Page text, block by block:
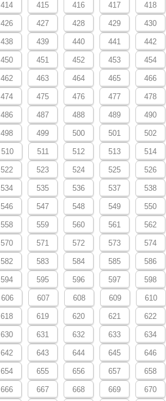
414 415 416 417 418
426 427 428 429 430
438 439 440 441 442
450 451 452 453 454
462 463 464 465 466
474 475 476 477 478
486 487 488 489 490
498 499 500 501 502
510 511 512 513 514
522 523 524 525 526
534 535 536 537 538
546 547 548 549 550
558 559 560 561 562
570 571 572 573 574
582 583 584 585 586
594 595 596 597 598
606 607 608 609 610
618 619 620 621 622
630 631 632 633 634
642 643 644 645 646
654 655 656 657 658
666 667 668 669 670